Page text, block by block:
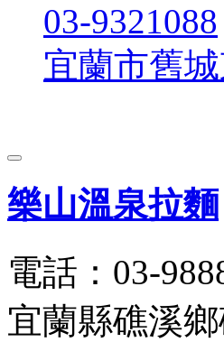
03-9321088
宜蘭市舊
樂山溫泉拉麵
電話：03-
宜蘭縣礁溪